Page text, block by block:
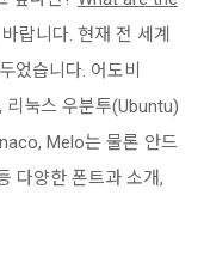
랍니다. 현재 전 세계
었습니다. 어도비
눅스 우분투(Ubuntu)
Melo는 물론 안드
다양한 폰트과 소개,